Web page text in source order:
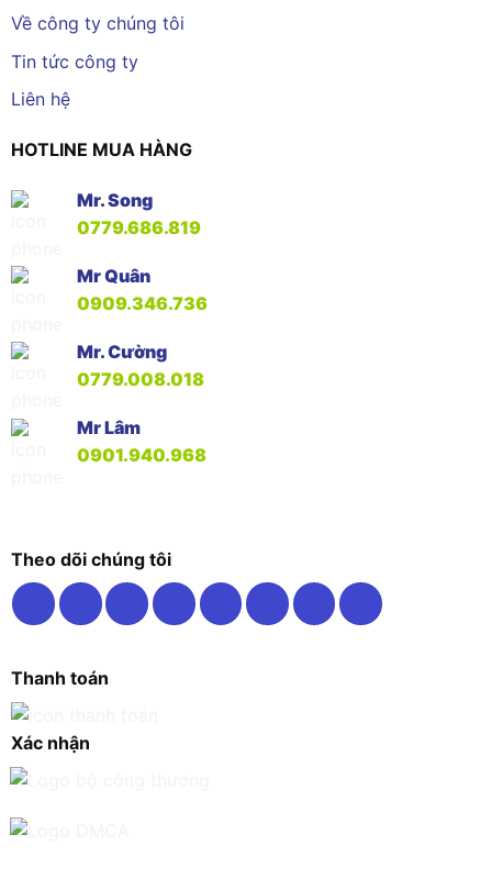
Về công ty chúng tôi
Tin tức công ty
Liên hệ
HOTLINE MUA HÀNG
Mr. Song
0779.686.819
Mr Quân
0909.346.736
Mr. Cường
0779.008.018
Mr Lâm
0901.940.968
Theo dõi chúng tôi
Thanh toán
Xác nhận